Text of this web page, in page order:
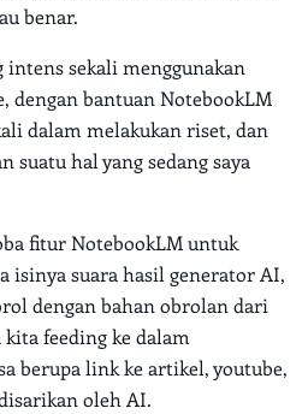
benar.
intens sekali menggunakan
dengan bantuan NotebookLM
dalam melakukan riset, dan
suatu hal yang sedang saya
fitur NotebookLM untuk
isinya suara hasil generator AI,
dengan bahan obrolan dari
feeding ke dalam
berupa link ke artikel, youtube,
oleh AI.